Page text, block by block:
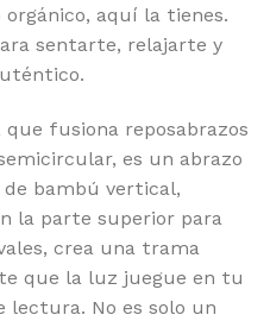
aquí la tienes.
sentarte, relajarte y
fusiona reposabrazos
es un abrazo
bambú vertical,
la parte superior para
crea una trama
que la luz juegue en tu
lectura. No es solo un